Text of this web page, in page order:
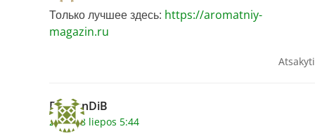
Только лучшее здесь: https://aromatniy-
magazin.ru
Atsakyti
DamonDiB
2026 18 liepos 5:44